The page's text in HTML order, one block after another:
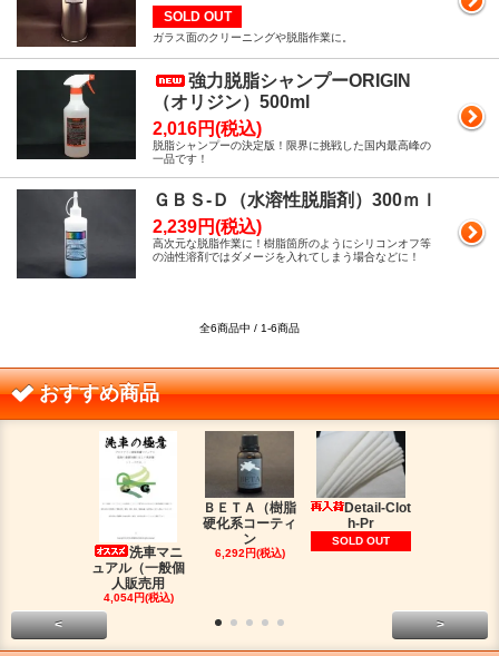
SOLD OUT
ガラス面のクリーニングや脱脂作業に。
強力脱脂シャンプーORIGIN
（オリジン）500ml
2,016円(税込)
脱脂シャンプーの決定版！限界に挑戦した国内最高峰の
一品です！
ＧＢＳ-Ｄ（水溶性脱脂剤）300ｍｌ
2,239円(税込)
高次元な脱脂作業に！樹脂箇所のようにシリコンオフ等
の油性溶剤ではダメージを入れてしまう場合などに！
全6商品中 / 1-6商品
おすすめ商品
洗車マニ
ュアル（一般個
人販売用
4,054円(税込)
ＢＥＴＡ（樹脂
硬化系コーティ
ン
6,292円(税込)
Detail-Clot
h-Pr
SOLD OUT
< >